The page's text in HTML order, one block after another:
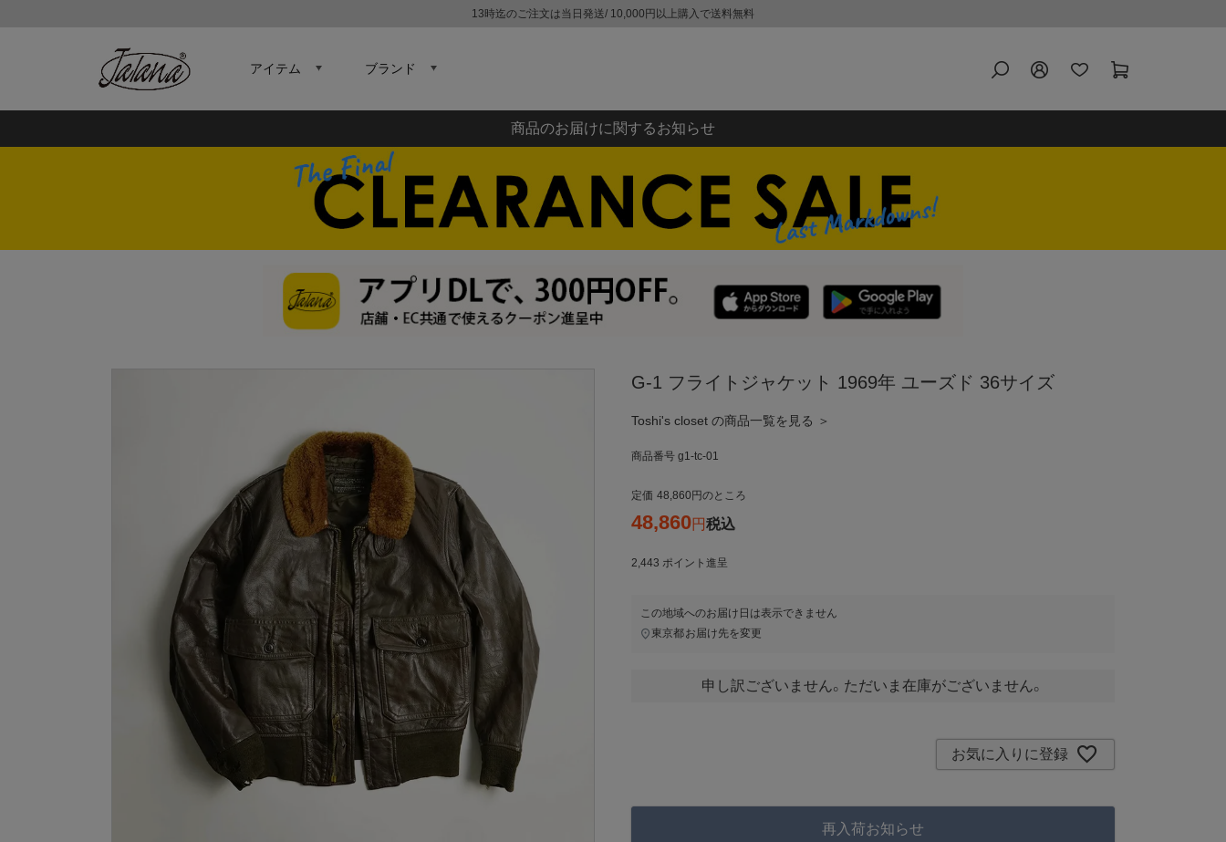
13時迄のご注文は当日発送/ 10,000円以上購入で送料無料
アイテム ブランド
商品のお届けに関するお知らせ
G-1 フライトジャケット 1969年 ユーズド 36サイズ
Toshi's closet の商品一覧を見る ＞
商品番号 g1-tc-01
定価 48,860 のところ
48,860 税込
2,443 ポイント進呈
この地域へのお届け日は表示できません
東京都お届け先を変更
申し訳ございません。ただいま在庫がございません。
お気に入りに登録
再入荷お知らせ